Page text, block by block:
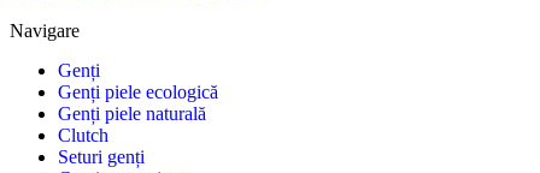
Navigare
Genți
Genți piele ecologică
Genți piele naturală
Clutch
Seturi genți